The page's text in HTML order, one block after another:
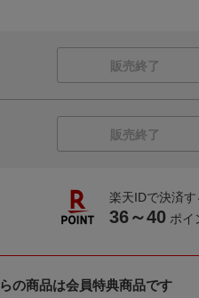
販売終了
販売終了
楽天IDで決済す
36～40 ポイ
の商品は会員特典商品です